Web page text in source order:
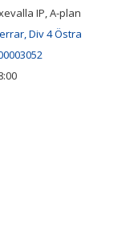
IP, A-plan
Div 4 Östra